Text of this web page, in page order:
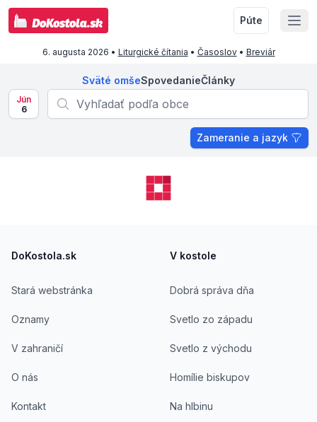
Púte
6. augusta 2026 • Liturgické čítania • Časoslov• Breviár
Sväté omšeSpovedanieČlánky
Jún
6
Zameranie a jazyk
DoKostola.sk
Stará webstránka
Oznamy
V zahraničí
O nás
Kontakt
V kostole
Dobrá správa dňa
Svetlo zo západu
Svetlo z východu
Homílie biskupov
Na hlbinu